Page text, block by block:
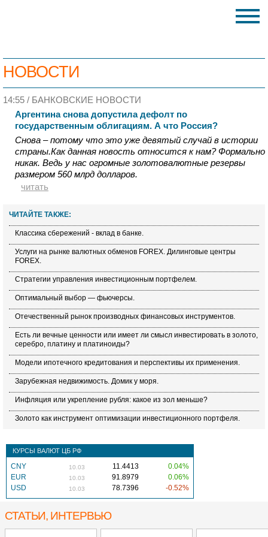
НОВОСТИ
14:55 / БАНКОВСКИЕ НОВОСТИ
Аргентина снова допустила дефолт по
государственным облигациям. А что Россия?
Снова – потому что это уже девятый случай в истории
страны.Как данная новость относится к нам? Формально
никак. Ведь у нас огромные золотовалютные резервы
размером 560 млрд долларов.
читать
ЧИТАЙТЕ ТАКЖЕ:
Классика сбережений - вклад в банке.
Услуги на рынке валютных обменов FOREX. Дилинговые центры
FOREX.
Стратегии управления инвестиционным портфелем.
Оптимальный выбор — фьючерсы.
Отечественный рынок производных финансовых инструментов.
Есть ли вечные ценности или имеет ли смысл инвестировать в золото,
серебро, платину и платиноиды?
Модели ипотечного кредитования и перспективы их применения.
Зарубежная недвижимость. Домик у моря.
Инфляция или укрепление рубля: какое из зол меньше?
Золото как инструмент оптимизации инвестиционного портфеля.
КУРСЫ ВАЛЮТ ЦБ РФ
CNY 10.03 11.4413
0.04%
EUR
10.03 91.8979
0.06%
USD
10.03 78.7396 -0.52%
СТАТЬИ, ИНТЕРВЬЮ